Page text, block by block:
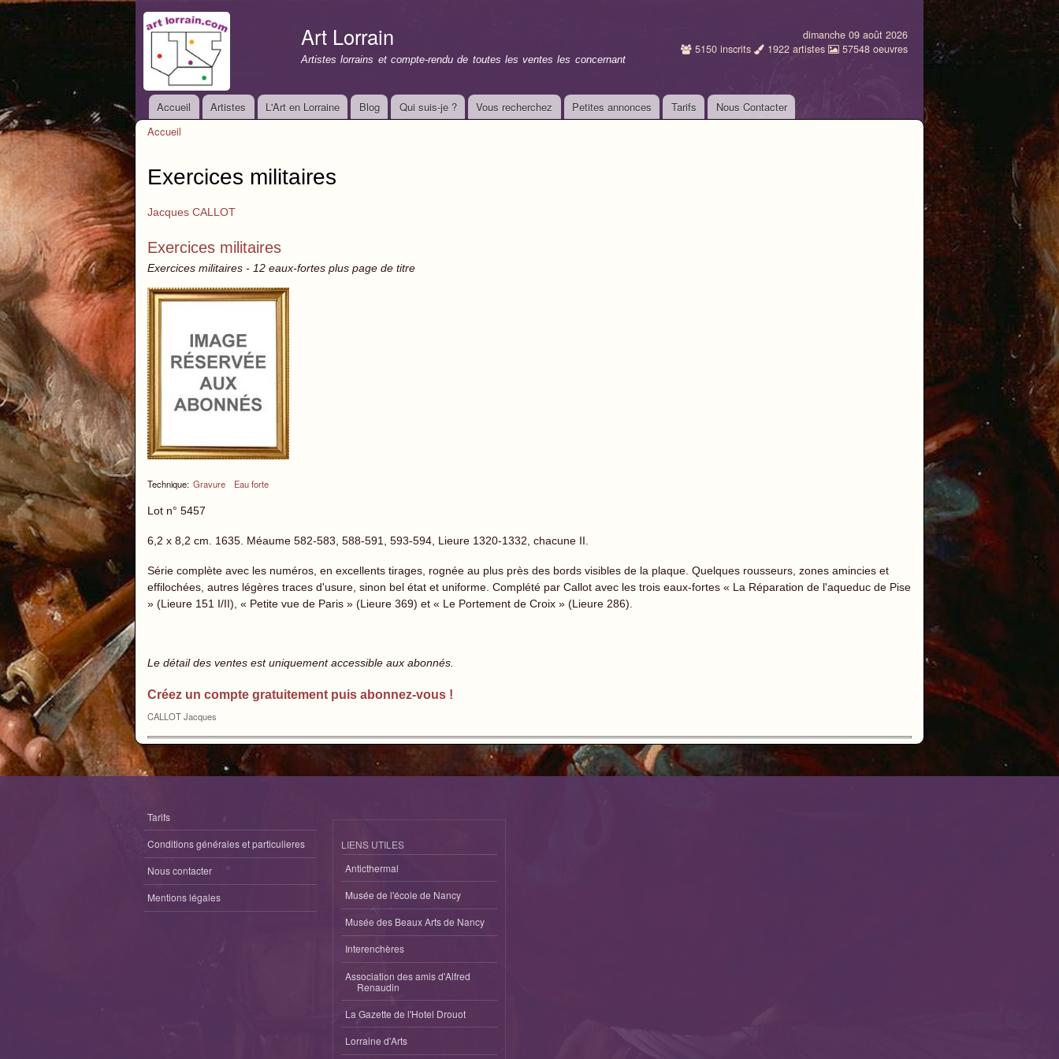
Art Lorrain
Artistes lorrains et compte-rendu de toutes les ventes les concernant
dimanche 09 août 2026
5150 inscrits 1922 artistes 57548 oeuvres
Menu principal
Accueil Artistes L'Art en Lorraine Blog Qui suis-je ? Vous recherchez Petites annonces Tarifs Nous Contacter
Accueil
Exercices militaires
Jacques CALLOT
Exercices militaires
Exercices militaires - 12 eaux-fortes plus page de titre
Technique: Gravure Eau forte
Lot n° 5457
6,2 x 8,2 cm. 1635. Méaume 582-583, 588-591, 593-594, Lieure 1320-1332, chacune II.
Série complète avec les numéros, en excellents tirages, rognée au plus près des bords visibles de la plaque. Quelques rousseurs, zones amincies et
effilochées, autres légères traces d'usure, sinon bel état et uniforme. Complété par Callot avec les trois eaux-fortes « La Réparation de l'aqueduc de Pise
» (Lieure 151 I/II), « Petite vue de Paris » (Lieure 369) et « Le Portement de Croix » (Lieure 286).
Le détail des ventes est uniquement accessible aux abonnés.
Créez un compte gratuitement puis abonnez-vous !
CALLOT Jacques
Tarifs
Conditions générales et particulieres
Nous contacter
Mentions légales
LIENS UTILES
Anticthermal
Musée de l'école de Nancy
Musée des Beaux Arts de Nancy
Interenchères
Association des amis d'Alfred
Renaudin
La Gazette de l'Hotel Drouot
Lorraine d'Arts